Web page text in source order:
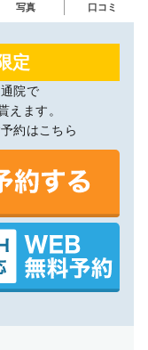
写真 口コミ
定
院で
えます。
約はこちら